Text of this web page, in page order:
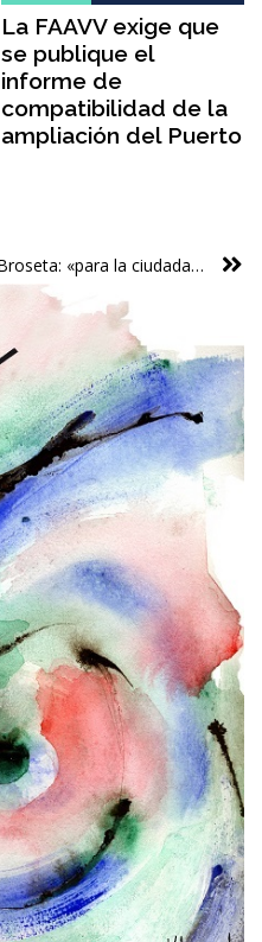
La FAAVV exige que
se publique el
informe de
compatibilidad de la
ampliación del Puerto
Broseta: «para la ciudadanía existe un solo Ayuntamiento y no tantos, antes tres y ahora dos, como organizaciones políticas conforman la mayoría»